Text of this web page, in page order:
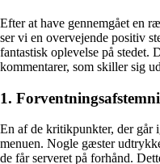
Efter at have gennemgået en
ser vi en overvejende positiv
fantastisk oplevelse på stedet.
kommentarer, som skiller sig
1.
En af de kritikpunkter, der går
menuen. Nogle gæster
de får serveret på forhånd.